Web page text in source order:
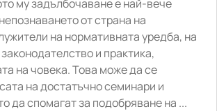
му задълбочаване е най-вече
от страна на
на нормативната уредба, на
и практика,
на човека. Това може да се
на достатъчно семинари и
да спомагат за подобряване на ...